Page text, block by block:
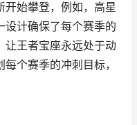
开始攀登，例如，高星
设计确保了每个赛季的
让王者宝座永远处于动
个赛季的冲刺目标，